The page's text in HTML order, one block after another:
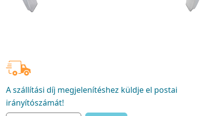
A szállítási díj megjelenítéshez küldje el postai
irányítószámát!